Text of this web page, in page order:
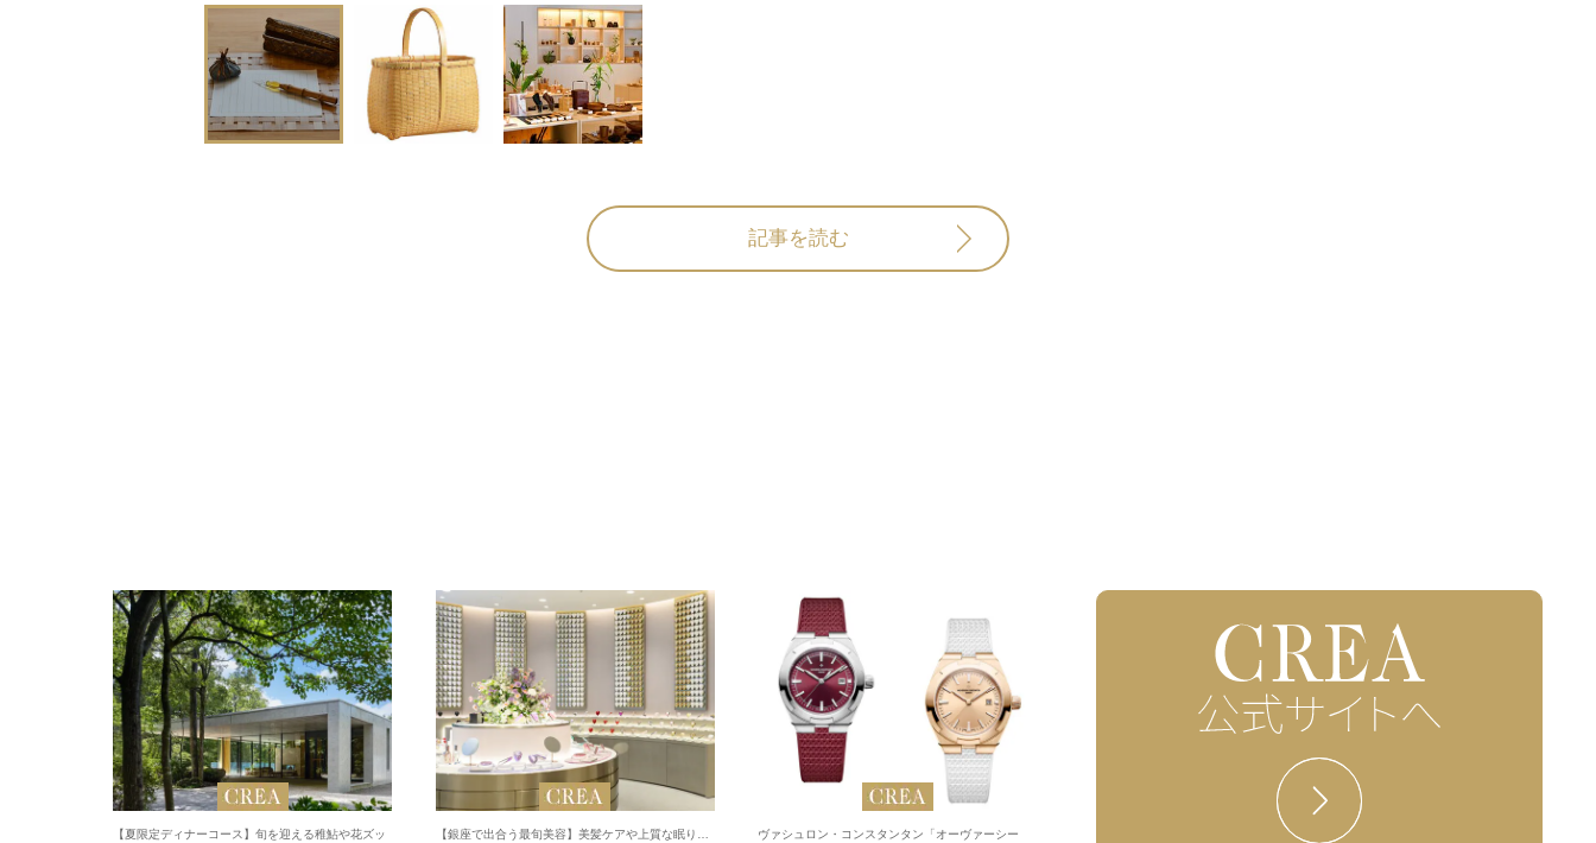
記事を読む
【夏限定ディナーコース】旬を迎える稚鮎や花ズッ
【銀座で出合う最旬美容】美髪ケアや上質な眠り…
ヴァシュロン・コンスタンタン「オーヴァーシー